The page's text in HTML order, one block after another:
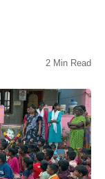
2 Min Read